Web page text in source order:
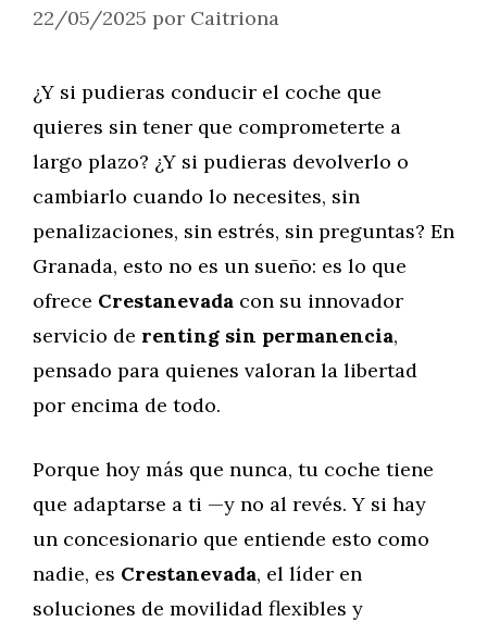
22/05/2025 por Caitriona
¿Y si pudieras conducir el coche que
quieres sin tener que comprometerte a
largo plazo? ¿Y si pudieras devolverlo o
cambiarlo cuando lo necesites, sin
penalizaciones, sin estrés, sin preguntas? En
Granada, esto no es un sueño: es lo que
ofrece Crestanevada con su innovador
servicio de renting sin permanencia,
pensado para quienes valoran la libertad
por encima de todo.
Porque hoy más que nunca, tu coche tiene
que adaptarse a ti —y no al revés. Y si hay
un concesionario que entiende esto como
nadie, es Crestanevada, el líder en
soluciones de movilidad flexibles y